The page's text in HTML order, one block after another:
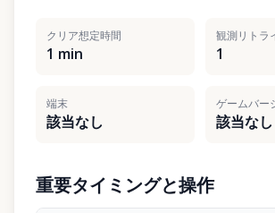
クリア想定時間
1 min
観測リトラ
1
端末
該当なし
ゲームバー
該当なし
重要タイミングと操作